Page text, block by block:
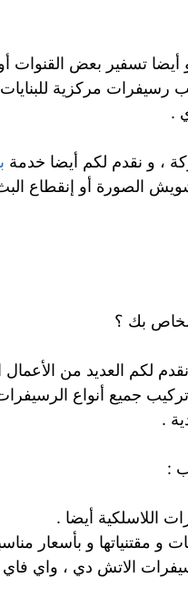
أيضا تسفير بعض القنوات
رسيفرات مركزية
.
، و نقدم لكم أيضا خدمة
الصورة أو إنقطاع
بك ؟
لكم العديد من
تركيب جميع أنواع
.
ب :
اللاسلكية أيضا .
و مقتنياتها و بأسعار